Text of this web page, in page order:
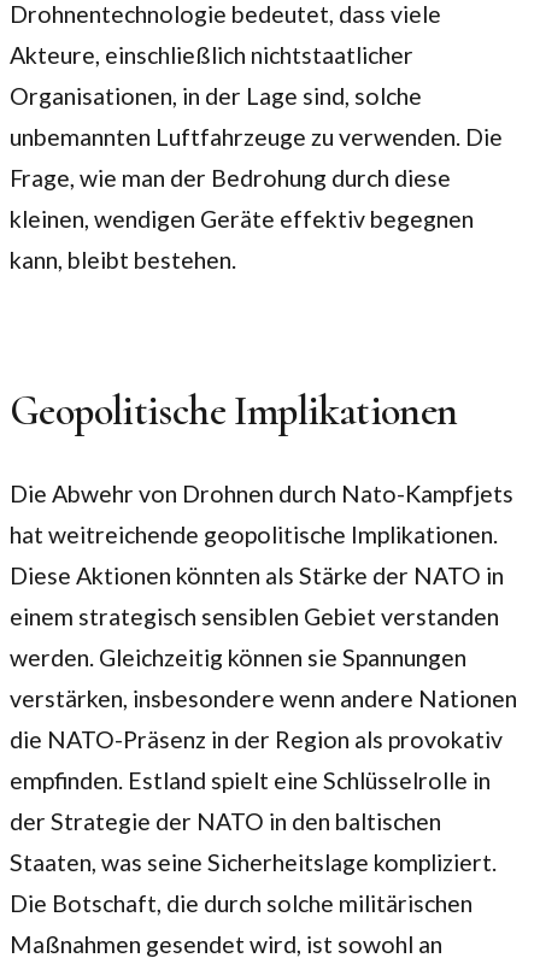
Drohnentechnologie bedeutet, dass viele
Akteure, einschließlich nichtstaatlicher
Organisationen, in der Lage sind, solche
unbemannten Luftfahrzeuge zu verwenden. Die
Frage, wie man der Bedrohung durch diese
kleinen, wendigen Geräte effektiv begegnen
kann, bleibt bestehen.
Geopolitische Implikationen
Die Abwehr von Drohnen durch Nato-Kampfjets
hat weitreichende geopolitische Implikationen.
Diese Aktionen könnten als Stärke der NATO in
einem strategisch sensiblen Gebiet verstanden
werden. Gleichzeitig können sie Spannungen
verstärken, insbesondere wenn andere Nationen
die NATO-Präsenz in der Region als provokativ
empfinden. Estland spielt eine Schlüsselrolle in
der Strategie der NATO in den baltischen
Staaten, was seine Sicherheitslage kompliziert.
Die Botschaft, die durch solche militärischen
Maßnahmen gesendet wird, ist sowohl an